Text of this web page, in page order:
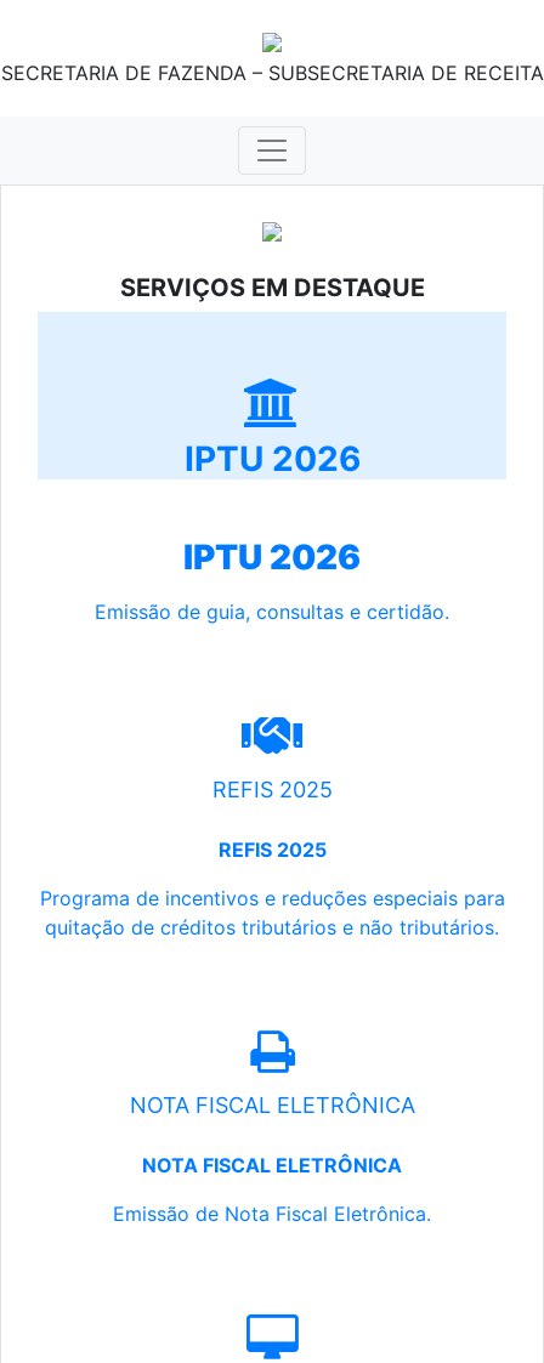
SECRETARIA DE FAZENDA – SUBSECRETARIA DE RECEITA
SERVIÇOS EM DESTAQUE
IPTU 2026
IPTU 2026
Emissão de guia, consultas e certidão.
REFIS 2025
REFIS 2025
Programa de incentivos e reduções especiais para
quitação de créditos tributários e não tributários.
NOTA FISCAL ELETRÔNICA
NOTA FISCAL ELETRÔNICA
Emissão de Nota Fiscal Eletrônica.